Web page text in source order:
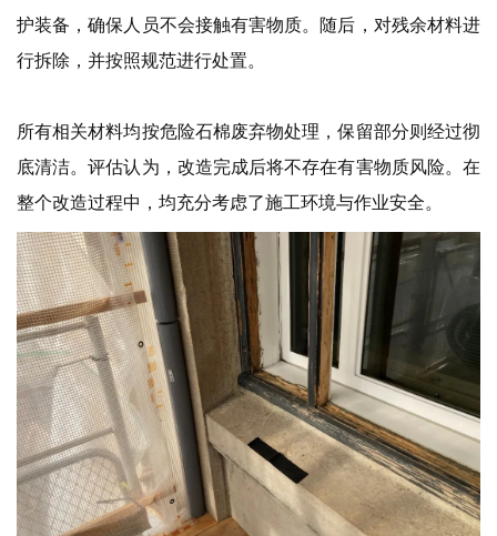
护装备，确保人员不会接触有害物质。随后，对残余材料进
行拆除，并按照规范进行处置。
所有相关材料均按危险石棉废弃物处理，保留部分则经过彻
底清洁。评估认为，改造完成后将不存在有害物质风险。在
整个改造过程中，均充分考虑了施工环境与作业安全。